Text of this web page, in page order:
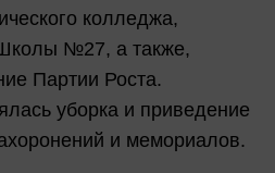
колледжа,
№27, а также,
Партии Роста.
уборка и приведение
и мемориалов.